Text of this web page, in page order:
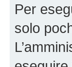
Per
solo